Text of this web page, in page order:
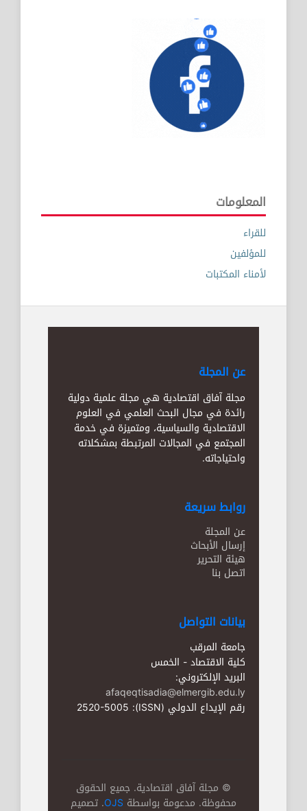
المعلومات
للقراء
للمؤلفين
لأمناء المكتبات
عن المجلة
مجلة آفاق اقتصادية هي مجلة علمية دولية
رائدة في مجال البحث العلمي في العلوم
الاقتصادية والسياسية، ومتميزة في خدمة
المجتمع في المجالات المرتبطة بمشكلاته
واحتياجاته.
روابط سريعة
عن المجلة
إرسال الأبحاث
هيئة التحرير
اتصل بنا
بيانات التواصل
جامعة المرقب
كلية الاقتصاد - الخمس
البريد الإلكتروني:
afaqeqtisadia@elmergib.edu.ly
رقم الإيداع الدولي (ISSN): 2520-5005
© مجلة آفاق اقتصادية. جميع الحقوق
محفوظة. مدعومة بواسطة OJS. تصميم